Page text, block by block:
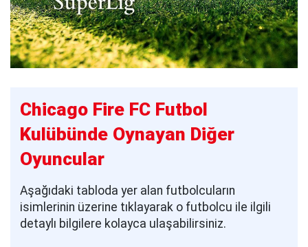
Chicago Fire FC Futbol
Kulübünde Oynayan Diğer
Oyuncular
Aşağıdaki tabloda yer alan futbolcuların
isimlerinin üzerine tıklayarak o futbolcu ile ilgili
detaylı bilgilere kolayca ulaşabilirsiniz.